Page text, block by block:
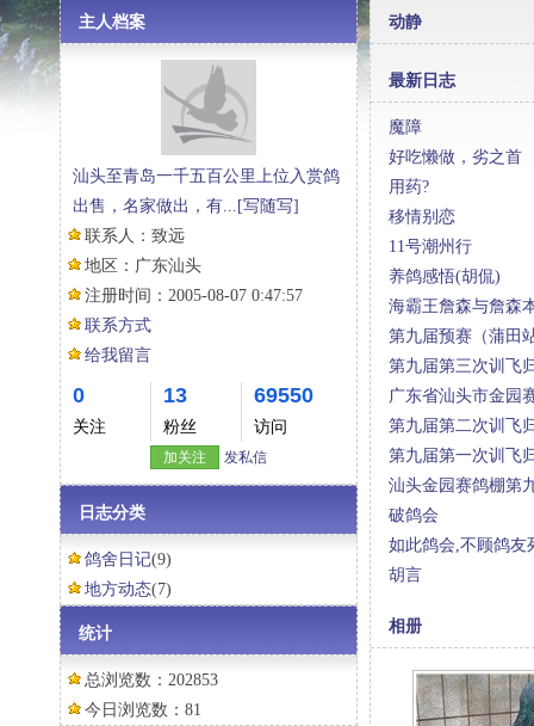
主人档案
汕头至青岛一千五百公里上位入赏鸽
出售，名家做出，有... [写随写]
联系人： 致远
地区： 广东汕头
注册时间： 2005-08-07 0:47:57
联系方式
给我留言
0
关注
13
粉丝
69550
访问
加关注 发私信
日志分类
鸽舍日记(9)
地方动态(7)
统计
总浏览数：202853
今日浏览数：81
动静
最新日志
魔障
好吃懒做，劣之首
用药?
移情别恋
11号潮州行
养鸽感悟(胡侃)
海霸王詹森与詹森
第九届预赛（蒲田
第九届第三次训飞
广东省汕头市金园
第九届第二次训飞
第九届第一次训飞
汕头金园赛鸽棚第
破鸽会
如此鸽会,不顾鸽友
胡言
相册